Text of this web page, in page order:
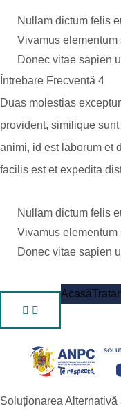
Nullam dictum felis
Vivamus elementum
Donec vitae sapien
Întrebare Frecventă 4
Duas molestias
provident, similique
animi, id est laborum et
facilis est et expedita
Nullam dictum felis
Vivamus elementum
Donec vitae sapien
Acasă
Soluționarea